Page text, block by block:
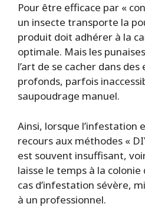
Pour être efficace par «
un insecte transporte la
produit doit adhérer à la
optimale. Mais les
l’art de se cacher dans
profonds, parfois
saupoudrage manuel.
Ainsi, lorsque l’infestation
recours aux méthodes «
est souvent insuffisant,
laisse le temps à la colonie
cas d’infestation sévère,
à un professionnel.